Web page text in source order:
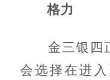
格力
金三银四正
会选择在进